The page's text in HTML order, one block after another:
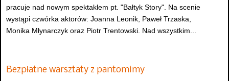
pracuje nad nowym spektaklem pt. "Bałtyk Story". Na scenie
wystąpi czwórka aktorów: Joanna Leonik, Paweł Trzaska,
Monika Młynarczyk oraz Piotr Trentowski. Nad wszystkim...
Bezpłatne warsztaty z pantomimy